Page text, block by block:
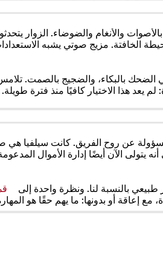
والأنغام والضوضاء. الزوار
الخافتة. مزيج صوتي يشبه
الضحك بالبكاء، والضجيج بالصمت.
لم يعد هذا الاختيار كافيًا منذ فترة
عن روح الفريق. كانت سيلفيا هي
يتولى الآن أيضًا إدارة الأموال
بالنسبة لنا. ونظرة واحدة إلى
إعاقة أو بدونها: ما يهم حقًا هو